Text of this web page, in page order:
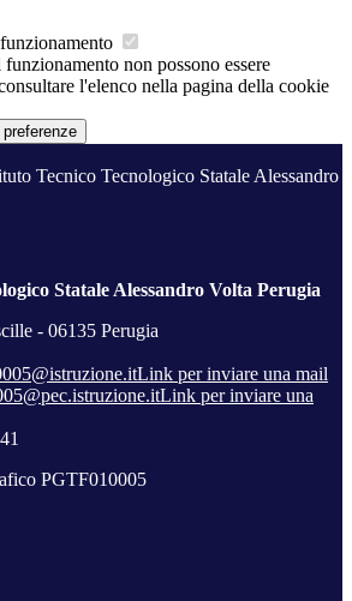
non possono essere
l'elenco nella pagina della cookie
Tecnico Tecnologico Statale Alessandro
Statale Alessandro Volta Perugia
- 06135 Perugia
Link per inviare una mail
Link per inviare una
PGTF010005